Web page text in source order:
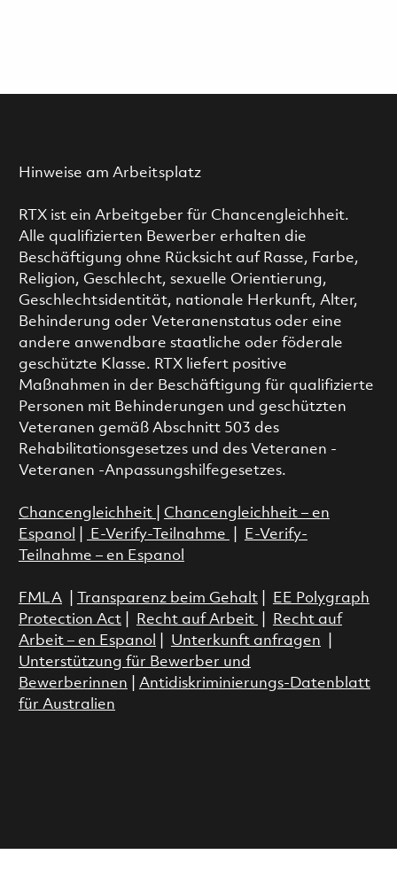
Hinweise am Arbeitsplatz
RTX ist ein Arbeitgeber für Chancengleichheit.
Alle qualifizierten Bewerber erhalten die
Beschäftigung ohne Rücksicht auf Rasse, Farbe,
Religion, Geschlecht, sexuelle Orientierung,
Geschlechtsidentität, nationale Herkunft, Alter,
Behinderung oder Veteranenstatus oder eine
andere anwendbare staatliche oder föderale
geschützte Klasse. RTX liefert positive
Maßnahmen in der Beschäftigung für qualifizierte
Personen mit Behinderungen und geschützten
Veteranen gemäß Abschnitt 503 des
Rehabilitationsgesetzes und des Veteranen -
Veteranen -Anpassungshilfegesetzes.
Chancengleichheit
Chancengleichheit – en
Espanol
E-Verify-Teilnahme
E-Verify-
Teilnahme – en Espanol
FMLA| Transparenz beim Gehalt|
EE Polygraph
Protection Act| Recht auf Arbeit
Recht auf
Arbeit – en Espanol
Unterkunft anfragen
Unterstützung für Bewerber und
Bewerberinnen
Antidiskriminierungs-Datenblatt
für Australien